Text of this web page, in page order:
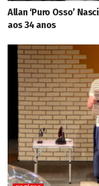
Allan ‘Puro Osso’
aos 34 anos